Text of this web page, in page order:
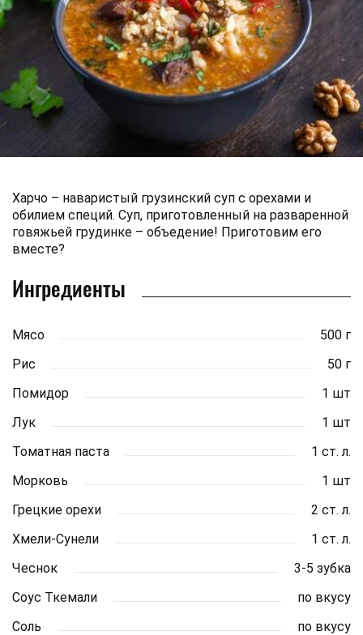
Харчо – наваристый грузинский суп с орехами и
обилием специй. Суп, приготовленный на разваренной
говяжьей грудинке – объедение! Приготовим его
вместе?
Ингредиенты
Мясо
500 г
Рис
50 г
Помидор
1 шт
Лук
1 шт
Томатная паста
1 ст. л.
Морковь
1 шт
Грецкие орехи
2 ст. л.
Хмели-Сунели
1 ст. л.
Чеснок
3-5 зубка
Соус Ткемали
по вкусу
Соль
по вкусу